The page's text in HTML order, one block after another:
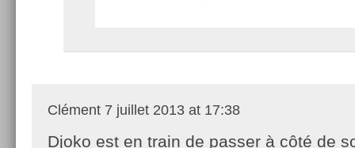
Clément 7 juillet 2013 at 17:38
Djoko est en train de passer à côté de